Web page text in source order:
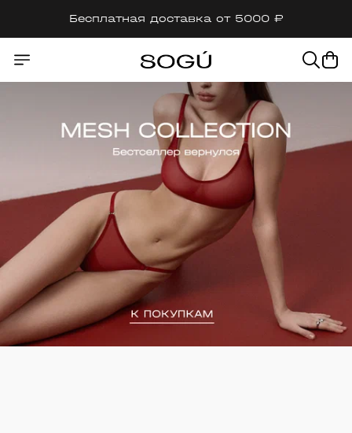
Бесплатная доставка от 5000 ₽